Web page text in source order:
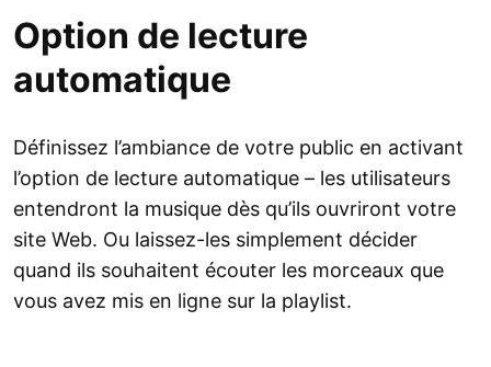
Option de lecture
automatique
Définissez l’ambiance de votre public en activant
l’option de lecture automatique – les utilisateurs
entendront la musique dès qu’ils ouvriront votre
site Web. Ou laissez-les simplement décider
quand ils souhaitent écouter les morceaux que
vous avez mis en ligne sur la playlist.